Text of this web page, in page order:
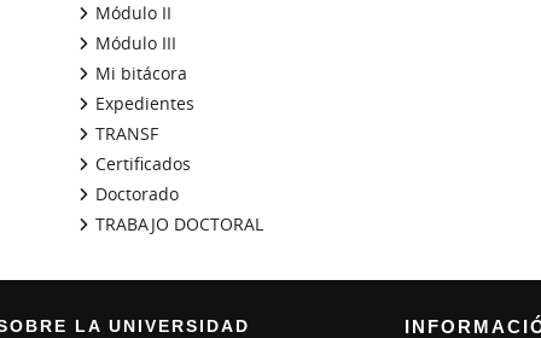
Módulo II
Módulo III
Mi bitácora
Expedientes
TRANSF
Certificados
Doctorado
TRABAJO DOCTORAL
LA UNIVERSIDAD